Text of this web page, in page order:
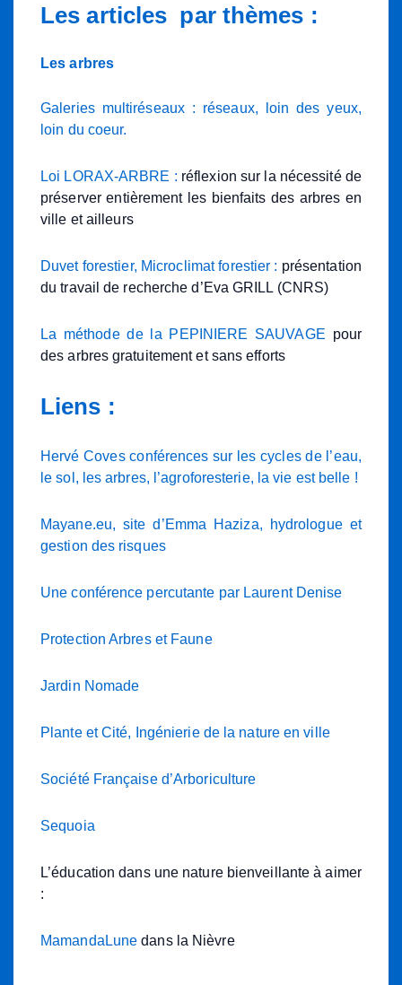
Les articles par thèmes :
Les arbres
Galeries multiréseaux : réseaux, loin des yeux,
loin du coeur.
Loi LORAX-ARBRE : réflexion sur la nécessité de
préserver entièrement les bienfaits des arbres en
ville et ailleurs
Duvet forestier, Microclimat forestier : présentation
du travail de recherche d’Eva GRILL (CNRS)
La méthode de la PEPINIERE SAUVAGE pour
des arbres gratuitement et sans efforts
Liens :
Hervé Coves conférences sur les cycles de l’eau,
le sol, les arbres, l’agroforesterie, la vie est belle !
Mayane.eu, site d’Emma Haziza, hydrologue et
gestion des risques
Une conférence percutante par Laurent Denise
Protection Arbres et Faune
Jardin Nomade
Plante et Cité, Ingénierie de la nature en ville
Société Française d’Arboriculture
Sequoia
L’éducation dans une nature bienveillante à aimer
:
MamandaLune dans la Nièvre